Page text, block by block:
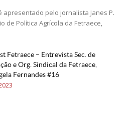
apresentado pelo jornalista Janes P.
de Política Agrícola da Fetraece,
Fetraece – Entrevista Sec. de
e Org. Sindical da Fetraece,
Fernandes #16